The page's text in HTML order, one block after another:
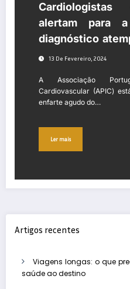
alertam para
diagnóstico
para o enfarte
13 De Fevereiro, 2024
A Associação
Cardiovascular (APIC)
enfarte agudo do…
Ler mais
Artigos recentes
Viagens longas: o que
saúde ao destino